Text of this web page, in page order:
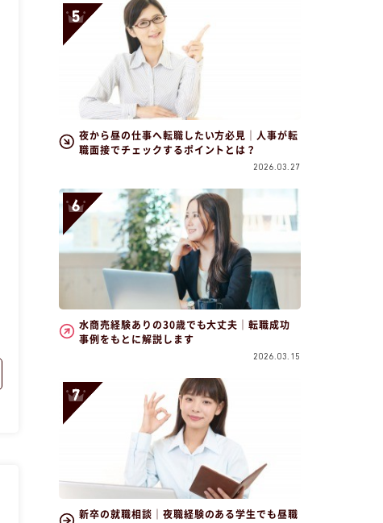
夜から昼の仕事へ転職したい方必見｜人事が転
職面接でチェックするポイントとは？
2026.03.27
水商売経験ありの30歳でも大丈夫｜転職成功
事例をもとに解説します
2026.03.15
新卒の就職相談｜夜職経験のある学生でも昼職